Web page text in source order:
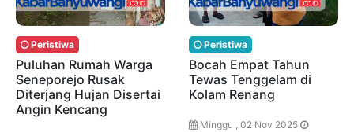
Peristiwa
Puluhan Rumah Warga
Seneporejo Rusak
Diterjang Hujan Disertai
Angin Kencang
Peristiwa
Bocah Empat Tahun
Tewas Tenggelam di
Kolam Renang
Minggu , 02 Nov 2025